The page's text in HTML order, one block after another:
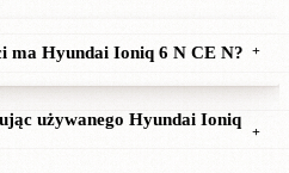
ma Hyundai Ioniq 6 N CE N? +
używanego Hyundai Ioniq
+